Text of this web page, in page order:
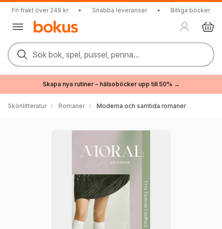
Fri frakt över 249 kr • Snabba leveranser • Billiga böcker
Sök bok, spel, pussel, penna...
Skapa nya rutiner – hälsoböcker upp till 50% →
Skönlitteratur Romaner Moderna och samtida romaner